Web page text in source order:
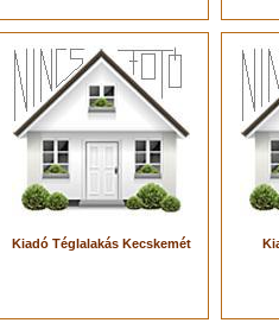
Kiadó Téglalakás Kecskemét